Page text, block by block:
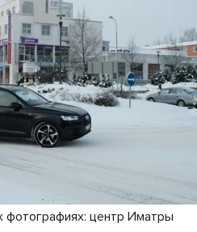
центр Иматры